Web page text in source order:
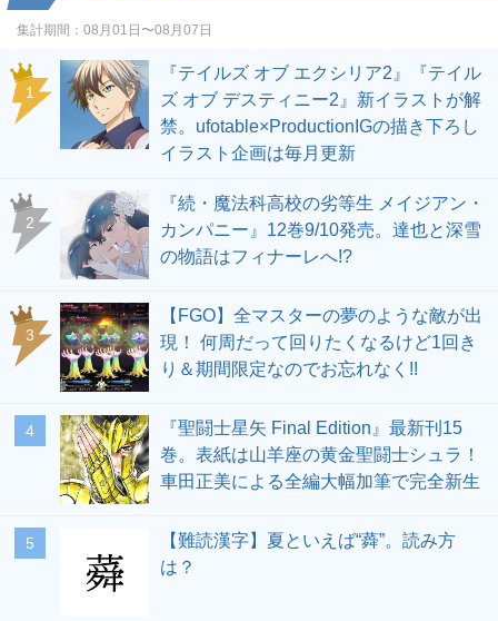
集計期間： 08月01日〜08月07日
1
『テイルズ オブ エクシリア2』『テイル
ズ オブ デスティニー2』新イラストが解
禁。ufotable×ProductionIGの描き下ろし
イラスト企画は毎月更新
2
『続・魔法科高校の劣等生 メイジアン・
カンパニー』12巻9/10発売。達也と深雪
の物語はフィナーレへ!?
3
【FGO】全マスターの夢のような敵が出
現！ 何周だって回りたくなるけど1回き
り＆期間限定なのでお忘れなく!!
4
『聖闘士星矢 Final Edition』最新刊15
巻。表紙は山羊座の黄金聖闘士シュラ！
車田正美による全編大幅加筆で完全新生
5
【難読漢字】夏といえば“蕣”。読み方
は？